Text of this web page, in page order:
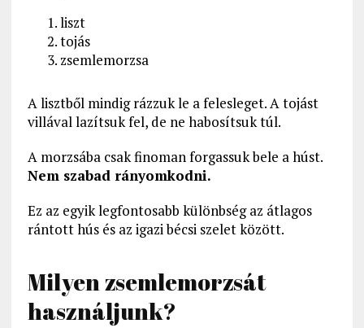
liszt
tojás
zsemlemorzsa
A lisztből mindig rázzuk le a felesleget. A tojást
villával lazítsuk fel, de ne habosítsuk túl.
A morzsába csak finoman forgassuk bele a húst.
Nem szabad rányomkodni.
Ez az egyik legfontosabb különbség az átlagos
rántott hús és az igazi bécsi szelet között.
Milyen zsemlemorzsát
használjunk?